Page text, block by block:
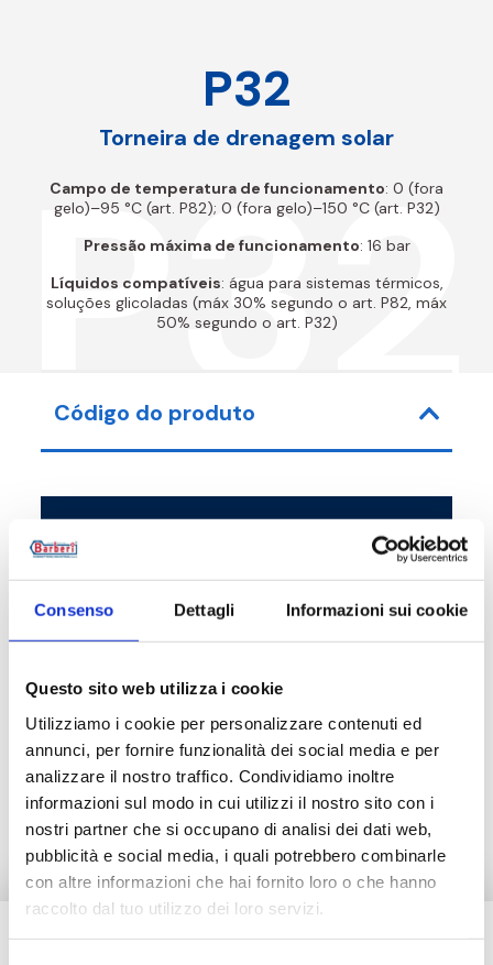
Consenso Dettagli Informazioni sui cookie
Questo sito web utilizza i cookie
Utilizziamo i cookie per personalizzare contenuti ed
annunci, per fornire funzionalità dei social media e per
analizzare il nostro traffico. Condividiamo inoltre
informazioni sul modo in cui utilizzi il nostro sito con i
nostri partner che si occupano di analisi dei dati web,
pubblicità e social media, i quali potrebbero combinarle
con altre informazioni che hai fornito loro o che hanno
raccolto dal tuo utilizzo dei loro servizi.
P32
P32
Torneira de drenagem solar
Campo de temperatura de funcionamento: 0 (fora
gelo)–95 °C (art. P82); 0 (fora gelo)–150 °C (art. P32)
Pressão máxima de funcionamento: 16 bar
Líquidos compatíveis: água para sistemas térmicos,
soluções glicoladas (máx 30% segundo o art. P82, máx
50% segundo o art. P32)
Código do produto
Medida
Descrição
Documentação
Tem necessidade de ajuda?